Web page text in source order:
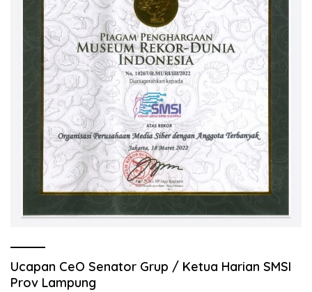
Ucapan CeO Senator Grup / Ketua Harian SMSI
Prov Lampung